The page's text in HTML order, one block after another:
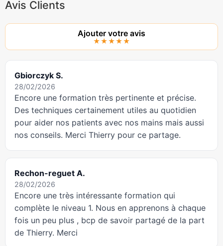
Avis Clients
Ajouter votre avis
★★★★★
Gbiorczyk S.
28/02/2026
Encore une formation très pertinente et précise.
Des techniques certainement utiles au quotidien
pour aider nos patients avec nos mains mais aussi
nos conseils. Merci Thierry pour ce partage.
Rechon-reguet A.
28/02/2026
Encore une très intéressante formation qui
complète le niveau 1. Nous en apprenons à chaque
fois un peu plus , bcp de savoir partagé de la part
de Thierry. Merci